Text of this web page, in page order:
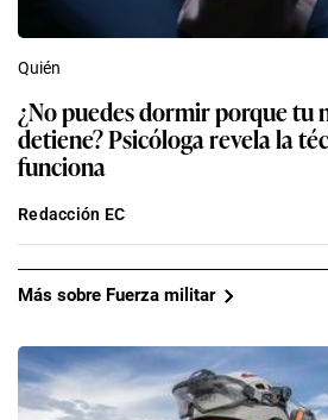
Quién
¿No puedes dormir porque tu
detiene? Psicóloga revela la
funciona
Redacción EC
Más sobre Fuerza militar